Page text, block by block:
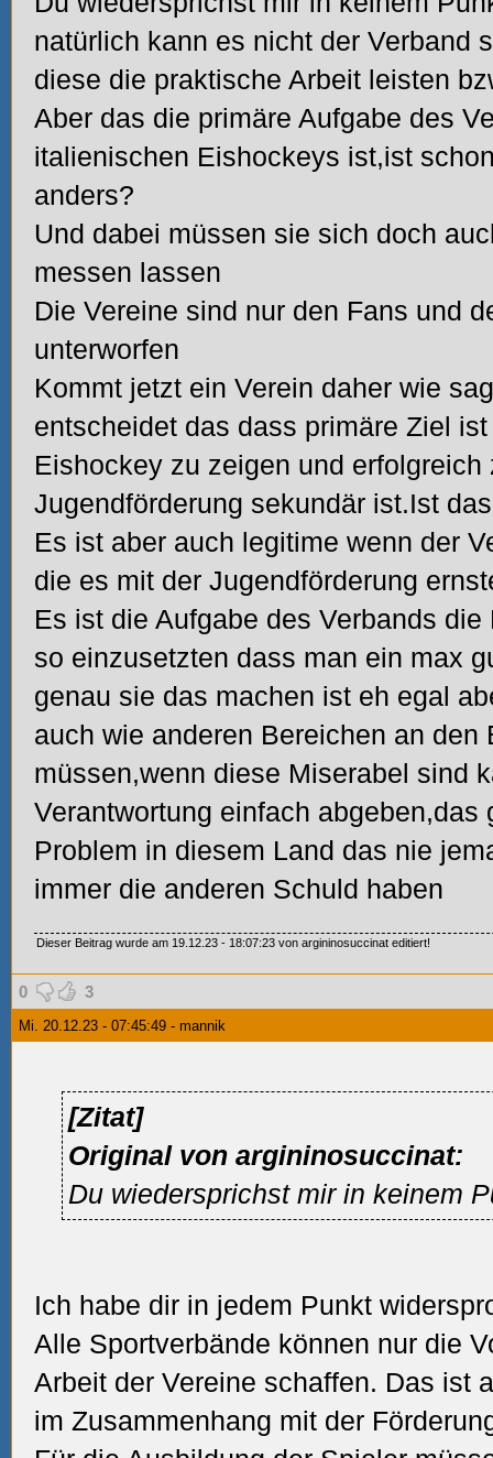
natürlich kann es nicht der Verband
diese die praktische Arbeit leisten
Aber das die primäre Aufgabe des
italienischen Eishockeys ist,ist
anders?
Und dabei müssen sie sich doch
messen lassen
Die Vereine sind nur den Fans und
unterworfen
Kommt jetzt ein Verein daher wie
entscheidet das dass primäre Ziel
Eishockey zu zeigen und erfolgreich
Jugendförderung sekundär ist.Ist
Es ist aber auch legitime wenn der
die es mit der Jugendförderung
Es ist die Aufgabe des Verbands
so einzusetzten dass man ein max
genau sie das machen ist eh egal
auch wie anderen Bereichen an den
müssen,wenn diese Miserabel sind
Verantwortung einfach
Problem in diesem Land das nie
immer die anderen Schuld haben
Dieser Beitrag wurde am 19.12.23 - 18:07:23 von argininosuccinat editiert!
0 3
Mi. 20.12.23 - 07:45:49 - mannik
[Zitat]
Original von argininosuccinat:
Du wiedersprichst mir in keinem
Ich habe dir in jedem Punkt
Alle Sportverbände können nur die
Arbeit der Vereine schaffen. Das ist
im Zusammenhang mit der